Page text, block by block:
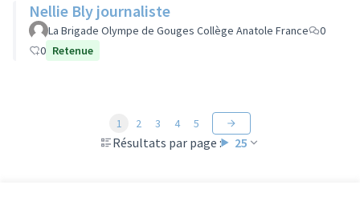
Nellie Bly journaliste
La Brigade Olympe de Gouges Collège Anatole France
0
0 Retenue
Résultats par page : 25
1 2 3 4 5